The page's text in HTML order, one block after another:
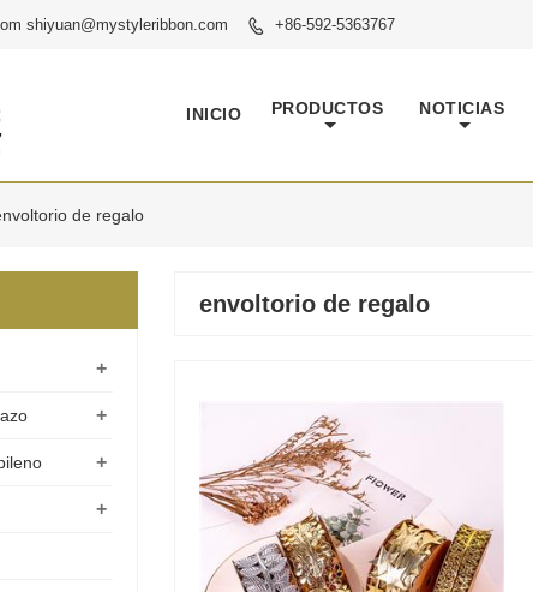
shiyuan@mystyleribbon.com  +86-592-5363767
INICIO PRODUCTOS NOTICIAS
de regalo
envoltorio de regalo
+
+
+
+